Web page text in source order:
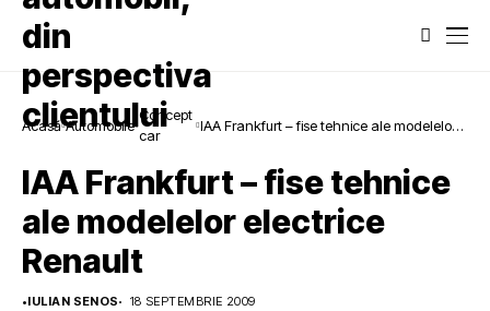
Acasă Automobile
Concept
car
IAA Frankfurt – fise tehnice ale modelelor
IAA Frankfurt – fise tehnice
ale modelelor electrice
Renault
•IULIAN SENOS 18 SEPTEMBRIE 2009